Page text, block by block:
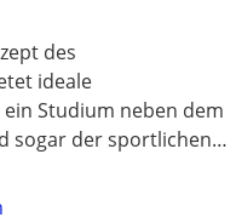
des
ideale
Studium neben dem
sogar der sportlichen…